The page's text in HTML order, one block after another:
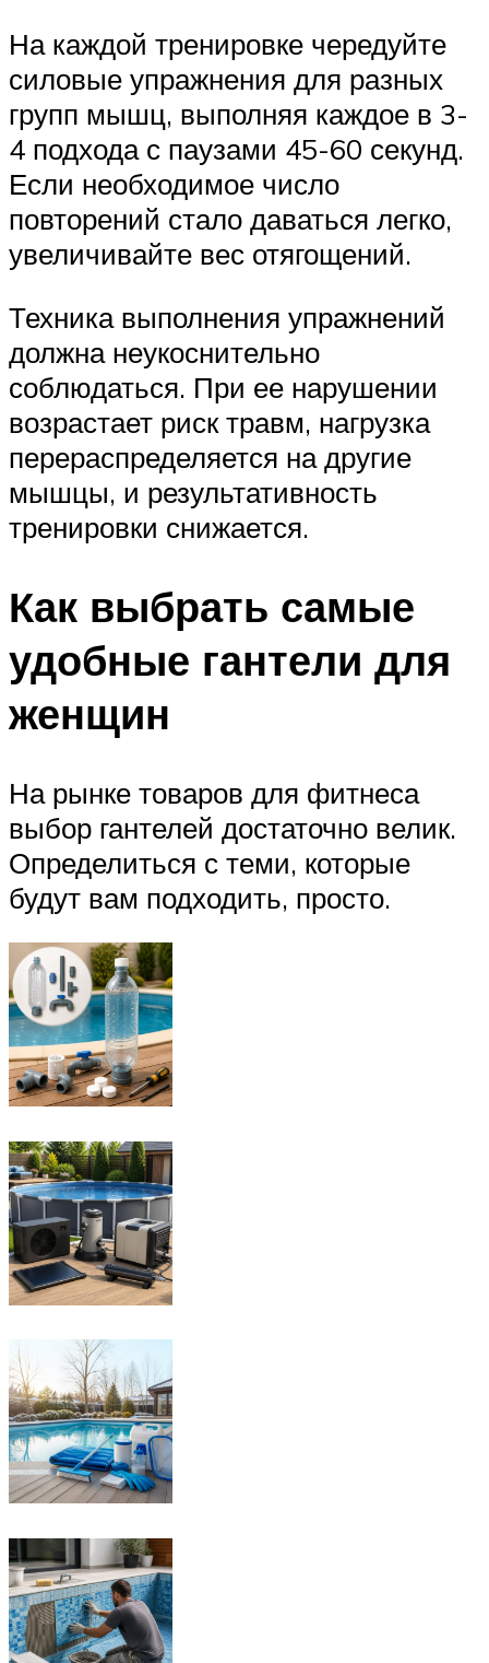
На каждой тренировке чередуйте
силовые упражнения для разных
групп мышц, выполняя каждое в 3-
4 подхода с паузами 45-60 секунд.
Если необходимое число
повторений стало даваться легко,
увеличивайте вес отягощений.
Техника выполнения упражнений
должна неукоснительно
соблюдаться. При ее нарушении
возрастает риск травм, нагрузка
перераспределяется на другие
мышцы, и результативность
тренировки снижается.
Как выбрать самые
удобные гантели для
женщин
На рынке товаров для фитнеса
выбор гантелей достаточно велик.
Определиться с теми, которые
будут вам подходить, просто.